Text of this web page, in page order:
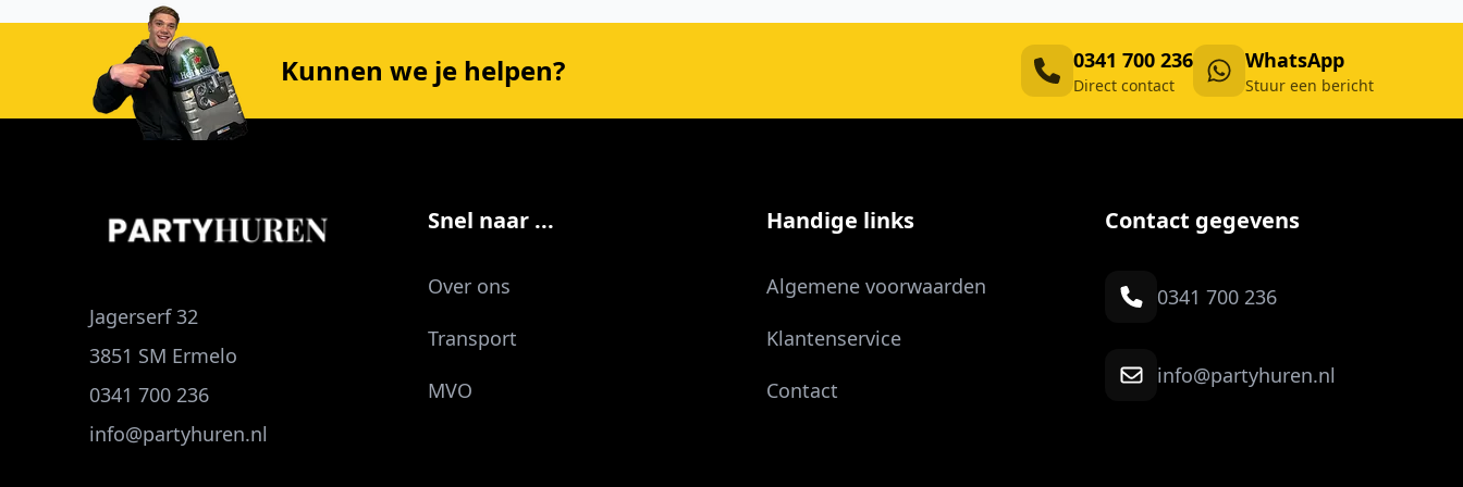
Kunnen we je helpen? 0341 700 236
Direct contact
WhatsApp
Stuur een bericht
Jagerserf 32
3851 SM Ermelo
0341 700 236
info@partyhuren.nl
Snel naar ...
Over ons
Transport
MVO
Handige links
Algemene voorwaarden
Klantenservice
Contact
Contact gegevens
0341 700 236
info@partyhuren.nl